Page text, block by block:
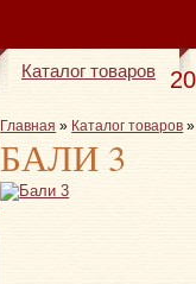
Каталог товаров
Главная » Каталог товаров
БАЛИ 3